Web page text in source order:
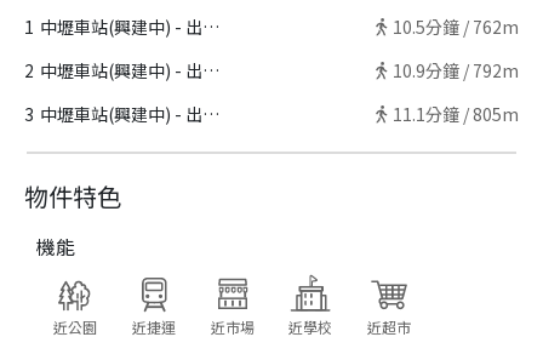
物件特色
機能
近公園 近捷運 近市場 近學校 近超市
1 中壢車站(興建中) - 出口C 10.5分鐘 / 762m
2 中壢車站(興建中) - 出口B 10.9分鐘 / 792m
3 中壢車站(興建中) - 出口A 11.1分鐘 /805m